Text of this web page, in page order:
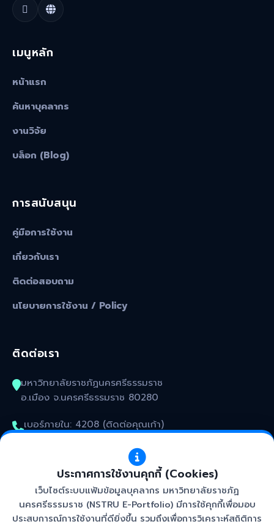
เมนูหลัก
หน้าแรก
ค้นหาบุคลากร
งานวิจัย
บล็อก (Blog)
การสนับสนุน
คู่มือการใช้งาน
เกี่ยวกับเรา
ติดต่อสอบถาม
นโยบายการใช้งาน / Policy
ติดต่อเรา
มหาวิทยาลัยราชภัฏนครศรีธรรมราช
อ.เมือง จ.นครศรีธรรมราช 80280
เบอร์ภายใน: 4208 (ติดต่อคุณเก้า)
kunakorn_won@nstru.ac.th
ประกาศการใช้งานคุกกี้ (Cookies)
เว็บไซต์ระบบแฟ้มข้อมูลบุคลากร มหาวิทยาลัยราชภัฏ
นครศรีธรรมราช (NSTRU E-Portfolio) มีการใช้คุกกี้เพื่อมอบ
ประสบการณ์การใช้งานที่ดียิ่งขึ้น รวมถึงเพื่อการวิเคราะห์สถิติการ